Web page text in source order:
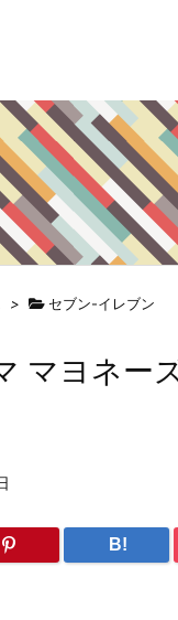
> セブン-イレブン
マヨネー
B!